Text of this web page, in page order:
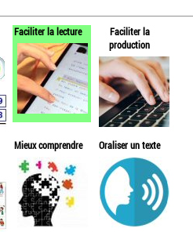
Faciliter la lecture
Faciliter la
production
Mieux comprendre Oraliser un texte